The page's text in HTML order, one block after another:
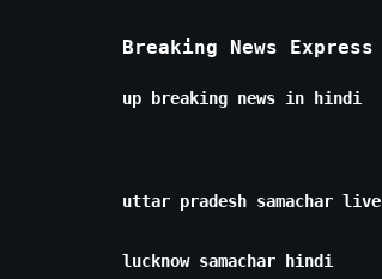
Breaking News Express
up breaking news in hindi
uttar pradesh samachar live
lucknow samachar hindi